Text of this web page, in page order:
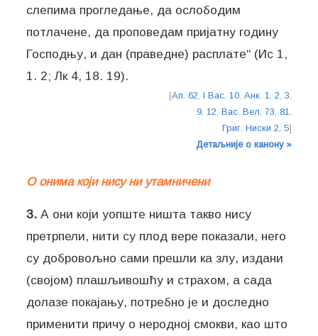
слепима прогледање, да ослободим
потлачене, да проповедам пријатну годину
Господњу, и дан (праведне) расплате“ (Ис 1,
1. 2; Лк 4, 18. 19).
[Ап. 62, I Вас. 10, Анк. 1, 2, 3,
9, 12, Вас. Вел. 73, 81,
Григ. Ниски 2, 5]
Детаљније о канону »
О онима који нису ни утамничени
3. А они који уопште ништа такво нису
претрпели, нити су плод вере показали, него
су добровољно сами прешли ка злу, издани
(својом) плашљивошћу и страхом, а сада
долазе покајању, потребно је и доследно
применити причу о неродној смокви, као што